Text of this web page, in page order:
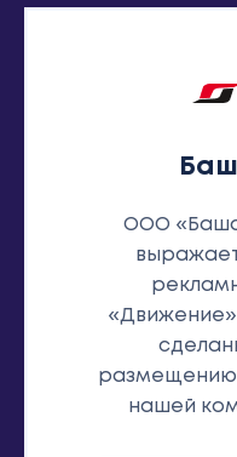
ООО
размещению
нашей